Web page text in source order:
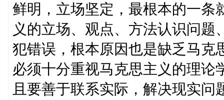
鲜明，立场坚定，最根本的一条
义的立场、观点、方法认识问
犯错误，根本原因也是缺乏马克
必须十分重视马克思主义的理论
且要善于联系实际，解决现实